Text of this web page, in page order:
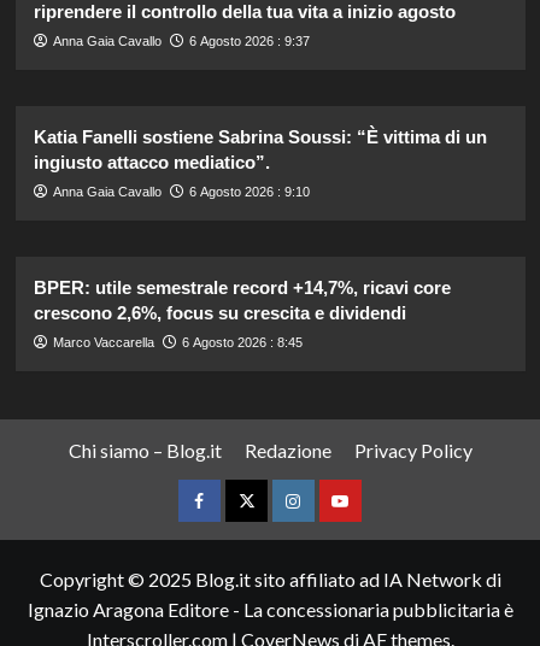
riprendere il controllo della tua vita a inizio agosto
Anna Gaia Cavallo 6 Agosto 2026 : 9:37
Katia Fanelli sostiene Sabrina Soussi: “È vittima di un
ingiusto attacco mediatico”.
Anna Gaia Cavallo 6 Agosto 2026 : 9:10
BPER: utile semestrale record +14,7%, ricavi core
crescono 2,6%, focus su crescita e dividendi
Marco Vaccarella 6 Agosto 2026 : 8:45
Chi siamo – Blog.it Redazione Privacy Policy
FacebookTwitterInstagramYouTube
Copyright © 2025 Blog.it sito affiliato ad IA Network di
Ignazio Aragona Editore - La concessionaria pubblicitaria è
Interscroller.com | CoverNews di AF themes.